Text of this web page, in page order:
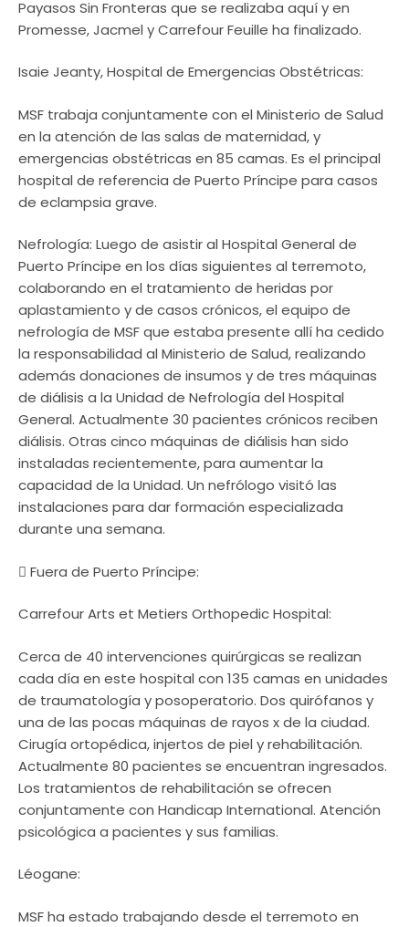
Payasos Sin Fronteras que se realizaba aquí y en
Promesse, Jacmel y Carrefour Feuille ha finalizado.
Isaie Jeanty, Hospital de Emergencias Obstétricas:
MSF trabaja conjuntamente con el Ministerio de Salud
en la atención de las salas de maternidad, y
emergencias obstétricas en 85 camas. Es el principal
hospital de referencia de Puerto Príncipe para casos
de eclampsia grave.
Nefrología: Luego de asistir al Hospital General de
Puerto Príncipe en los días siguientes al terremoto,
colaborando en el tratamiento de heridas por
aplastamiento y de casos crónicos, el equipo de
nefrología de MSF que estaba presente allí ha cedido
la responsabilidad al Ministerio de Salud, realizando
además donaciones de insumos y de tres máquinas
de diálisis a la Unidad de Nefrología del Hospital
General. Actualmente 30 pacientes crónicos reciben
diálisis. Otras cinco máquinas de diálisis han sido
instaladas recientemente, para aumentar la
capacidad de la Unidad. Un nefrólogo visitó las
instalaciones para dar formación especializada
durante una semana.
 Fuera de Puerto Príncipe:
Carrefour Arts et Metiers Orthopedic Hospital:
Cerca de 40 intervenciones quirúrgicas se realizan
cada día en este hospital con 135 camas en unidades
de traumatología y posoperatorio. Dos quirófanos y
una de las pocas máquinas de rayos x de la ciudad.
Cirugía ortopédica, injertos de piel y rehabilitación.
Actualmente 80 pacientes se encuentran ingresados.
Los tratamientos de rehabilitación se ofrecen
conjuntamente con Handicap International. Atención
psicológica a pacientes y sus familias.
Léogane:
MSF ha estado trabajando desde el terremoto en